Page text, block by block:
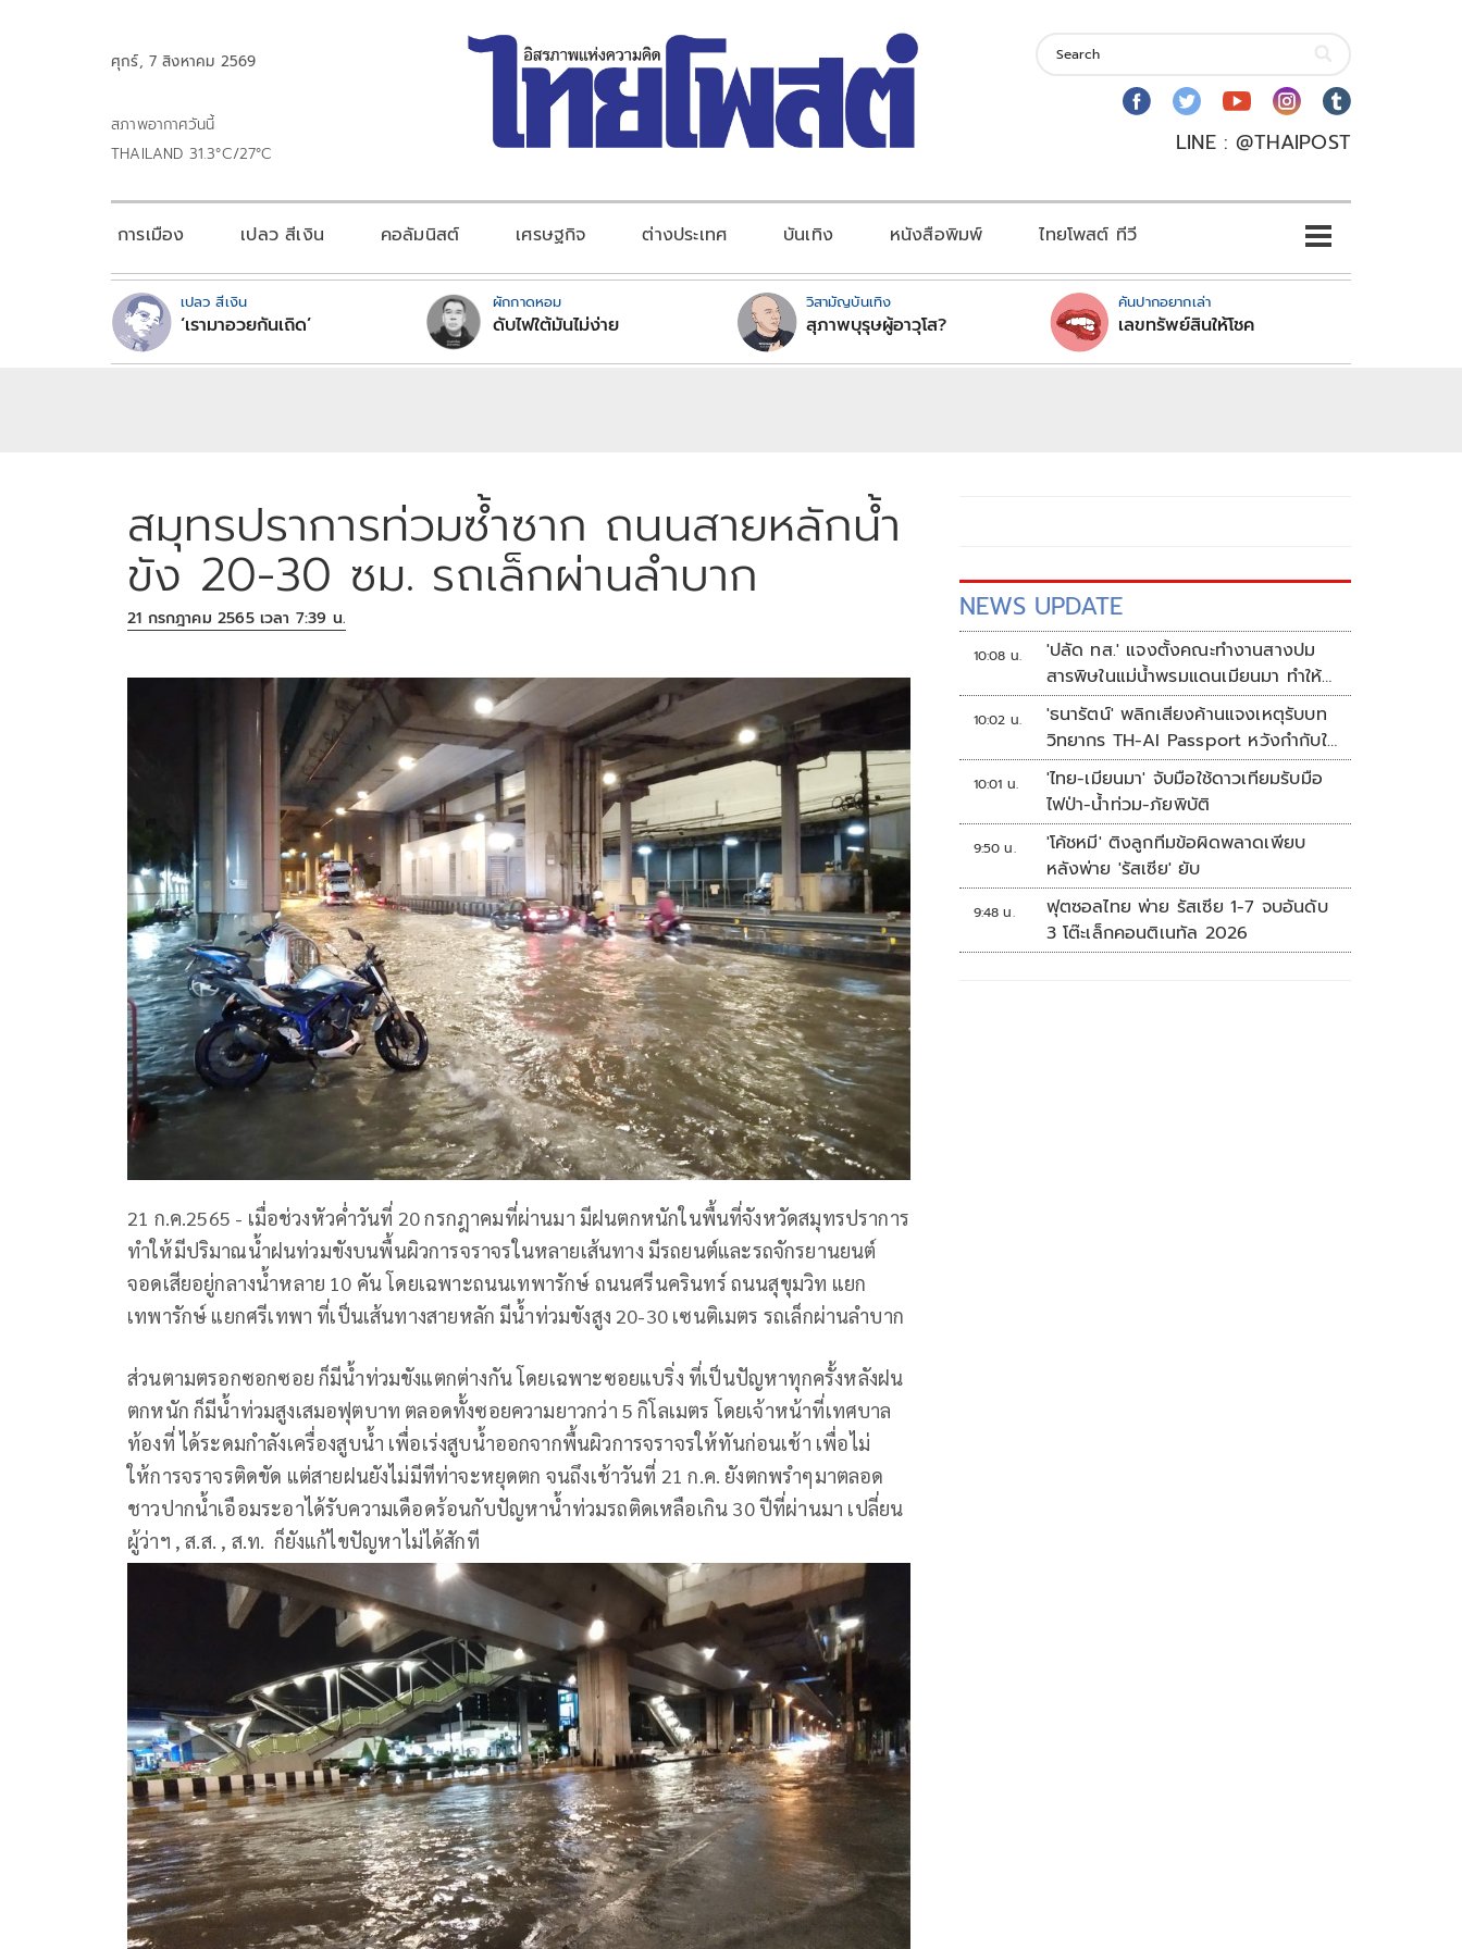
ศุกร์, 7 สิงหาคม 2569
สภาพอากาศวันนี้
THAILAND 31.3°C/27°C
LINE : @THAIPOST
การเมือง เปลว สีเงิน คอลัมนิสต์ เศรษฐกิจ ต่างประเทศ บันเทิง หนังสือพิมพ์ ไทยโพสต์ ทีวี
เปลว สีเงิน
‘เรามาอวยกันเถิด’
ผักกาดหอม
ดับไฟใต้มันไม่ง่าย
วิสามัญบันเทิง
สุภาพบุรุษผู้อาวุโส?
คันปากอยากเล่า
เลขทรัพย์สินให้โชค
สมุทรปราการท่วมซ้ำซาก ถนนสายหลักน้ำ
ขัง 20-30 ซม. รถเล็กผ่านลำบาก
21 กรกฎาคม 2565 เวลา 7:39 น.
21 ก.ค.2565 - เมื่อช่วงหัวค่ำวันที่ 20 กรกฎาคมที่ผ่านมา มีฝนตกหนักในพื้นที่จังหวัดสมุทรปราการ
ทำให้มีปริมาณน้ำฝนท่วมขังบนพื้นผิวการจราจรในหลายเส้นทาง มีรถยนต์และรถจักรยานยนต์
จอดเสียอยู่กลางน้ำหลาย 10 คัน โดยเฉพาะถนนเทพารักษ์ ถนนศรีนครินทร์ ถนนสุขุมวิท แยก
เทพารักษ์ แยกศรีเทพา ที่เป็นเส้นทางสายหลัก มีน้ำท่วมขังสูง 20-30 เซนติเมตร รถเล็กผ่านลำบาก
ส่วนตามตรอกซอกซอย ก็มีน้ำท่วมขังแตกต่างกัน โดยเฉพาะซอยแบริ่ง ที่เป็นปัญหาทุกครั้งหลังฝน
ตกหนัก ก็มีน้ำท่วมสูงเสมอฟุตบาท ตลอดทั้งซอยความยาวกว่า 5 กิโลเมตร โดยเจ้าหน้าที่เทศบาล
ท้องที่ ได้ระดมกำลังเครื่องสูบน้ำ เพื่อเร่งสูบน้ำออกจากพื้นผิวการจราจรให้ทันก่อนเช้า เพื่อไม่
ให้การจราจรติดขัด แต่สายฝนยังไม่มีทีท่าจะหยุดตก จนถึงเช้าวันที่ 21 ก.ค. ยังตกพรำๆมาตลอด
ชาวปากน้ำเอือมระอาได้รับความเดือดร้อนกับปัญหาน้ำท่วมรถติดเหลือเกิน 30 ปีที่ผ่านมา เปลี่ยน
ผู้ว่าฯ , ส.ส. , ส.ท. ก็ยังแก้ไขปัญหาไม่ได้สักที
NEWS UPDATE
10:08 น.
'ปลัด ทส.' แจงตั้งคณะทำงานสางปม
สารพิษในแม่น้ำพรมแดนเมียนมา ทำให้
แก้ปัญหารวดเร็ว
10:02 น.
'ธนารัตน์' พลิกเสียงค้านแจงเหตุรับบท
วิทยากร TH-AI Passport หวังกำกับใช้
งบเหมาะสม ชูจุดเด่นคนไทยได้ใช้ AI
ระดับโปร ลดเหลื่อมล้ำทางเทคโนโลยี
เซฟงบไปกว่า900ล้าน เชื่อหากใช้เต็มที่
เอกชนขาดทุนย่อยยับ
10:01 น.
'ไทย-เมียนมา' จับมือใช้ดาวเทียมรับมือ
ไฟป่า-น้ำท่วม-ภัยพิบัติ
9:50 น.
'โค้ชหมี' ติงลูกทีมข้อผิดพลาดเพียบ
หลังพ่าย 'รัสเซีย' ยับ
9:48 น.
ฟุตซอลไทย พ่าย รัสเซีย 1-7 จบอันดับ
3 โต๊ะเล็กคอนติเนทัล 2026